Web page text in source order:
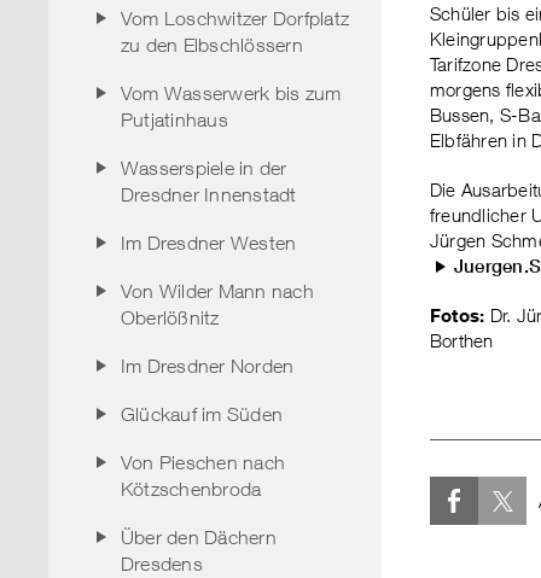
Vom Loschwitzer Dorfplatz
zu den Elbschlössern
Vom Wasserwerk bis zum
Putjatinhaus
Wasserspiele in der
Dresdner Innenstadt
Im Dresdner Westen
Von Wilder Mann nach
Oberlößnitz
Im Dresdner Norden
Glückauf im Süden
Von Pieschen nach
Kötzschenbroda
Über den Dächern
Dresdens
Schüler bis
Tarifzone
morgens
Bussen, S-
Elbfähren in
Die
freundlicher
Jürgen
Fotos: Dr.
Borthen